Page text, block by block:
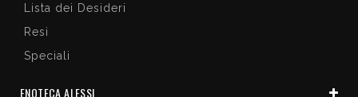
Lista dei Desideri
Resi
Speciali
ENOTECA ALESSI